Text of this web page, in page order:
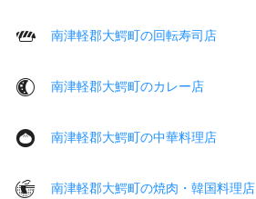
南津軽郡大鰐町の回転寿司店
南津軽郡大鰐町のカレー店
南津軽郡大鰐町の中華料理店
南津軽郡大鰐町の焼肉・韓国料理店